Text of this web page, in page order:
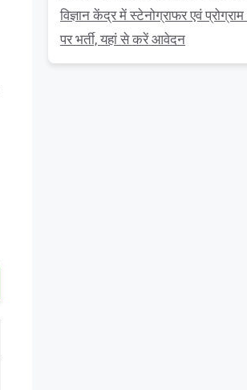
विज्ञान केंद्र में स्टेनोग्राफर एवं
पर भर्ती, यहां से करें आवेदन